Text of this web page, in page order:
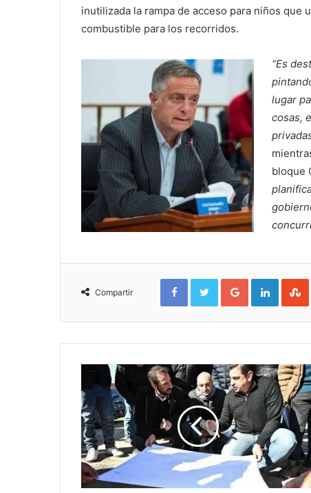
inutilizada la rampa de acceso para niños que
combustible para los recorridos.
“Es
lugar
cosas,
bloque
Compartir
FacebookTwitterGoogle+